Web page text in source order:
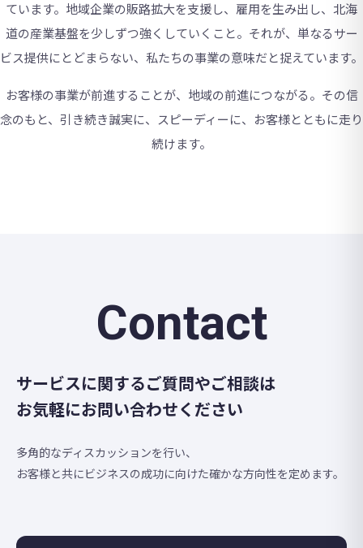
ています。地域企業の販路拡大を支援し、雇用を生み出し、北海
道の産業基盤を少しずつ強くしていくこと。それが、単なるサー
ビス提供にとどまらない、私たちの事業の意味だと捉えています。
お客様の事業が前進することが、地域の前進につながる。その信
念のもと、引き続き誠実に、スピーディーに、お客様とともに走り
続けます。
Contact
サービスに関するご質問やご相談は
お気軽にお問い合わせください
多角的なディスカッションを行い、
お客様と共にビジネスの成功に向けた確かな方向性を定めます。